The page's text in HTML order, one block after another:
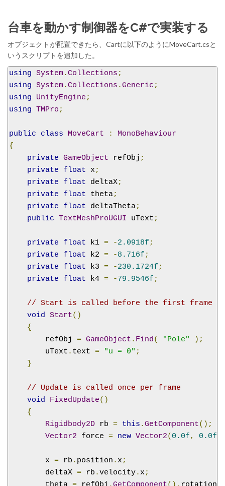
台車を動かす制御器をC#で実装する
オブジェクトが配置できたら、Cartに以下のようにMoveCart.csと
いうスクリプトを追加した。
using System.Collections ;
using System.Collections .Generic ;
using
UnityEngine ;
using TMPro ;
public class MoveCart :
MonoBehaviour
{
private GameObject refObj ;
private
float x ;
private
float deltaX;
private
float theta;
private
float deltaTheta;
public TextMeshProUGUI uText ;
private float k1 = -2.0918f ;
private
float k2 = -8.716f ;
private
float k3 = -230.1724f ;
private
float k4 = -79.9546f ;
// Start is called before the first frame
void Start()
{
        refObj
= GameObject . Find( "Pole"
);
        uText
. text = "u = 0" ;
}
// Update is called once per frame
void
FixedUpdate()
{
Rigidbody2D rb = this .GetComponent();
Vector2 force = new Vector2( 0.0f, 0.0f
        x
= rb . position . x ;
        deltaX
= rb .velocity. x ;